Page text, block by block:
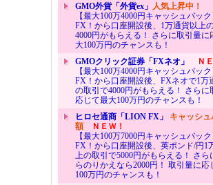
GMO外貨「外貨ex」 人気上昇中！
【最大100万4000円キャッシュバッ
FX！から口座開設後、1万通貨以上
4000円がもらえる！ さらに取引量に
大100万円のチャンスも！
GMOクリック証券「FXネオ」
ＮＥ
【最大100万4000円キャッシュバッ
FX！から口座開設後、FXネオで1万
の取引で4000円がもらえる！ さらに
応じて最大100万円のチャンスも！
ヒロセ通商「LION FX」 キャッシ
額ＮＥＷ！
【最大100万7000円キャッシュバッ
FX！から口座開設後、英ポンド/円1
上の取引で5000円がもらえる！ さら
らのりかえなら2000円！ 取引量に応
100万円のチャンスも！